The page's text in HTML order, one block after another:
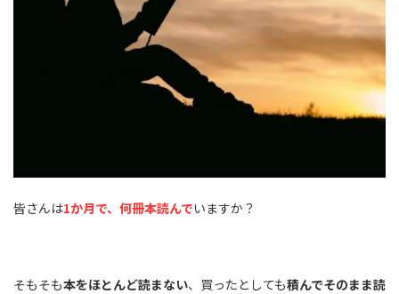
皆さんは1か月で、何冊本読んでいますか？
そもそも本をほとんど読まない、買ったとしても積んでそのまま読